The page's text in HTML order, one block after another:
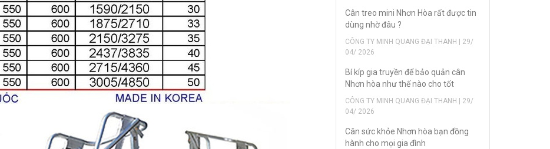
Cân treo mini Nhơn Hòa rất được tin
dùng nhờ đâu ?
CÔNG TY MINH QUANG ĐẠI THANH | 29/
04/ 2026
Bí kíp gia truyền để bảo quản cân
Nhơn hòa như thế nào cho tốt
CÔNG TY MINH QUANG ĐẠI THANH | 29/
04/ 2026
Cân sức khỏe Nhơn hòa bạn đồng
hành cho mọi gia đình